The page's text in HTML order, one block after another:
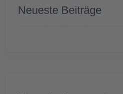
Neueste Beiträge